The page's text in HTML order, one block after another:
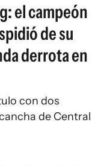
el campeón
de su
derrota en
con dos
de Central